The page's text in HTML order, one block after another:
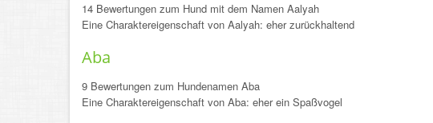
14 Bewertungen zum Hund mit dem Namen Aalyah
Eine Charaktereigenschaft von Aalyah: eher zurückhaltend
Aba
9 Bewertungen zum Hundenamen Aba
Eine Charaktereigenschaft von Aba: eher ein Spaßvogel